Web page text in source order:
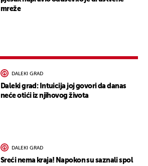
mreže
DALEKI GRAD
Daleki grad: Intuicija joj govori da danas
neće otići iz njihovog života
DALEKI GRAD
Sreći nema kraja! Napokon su saznali spol